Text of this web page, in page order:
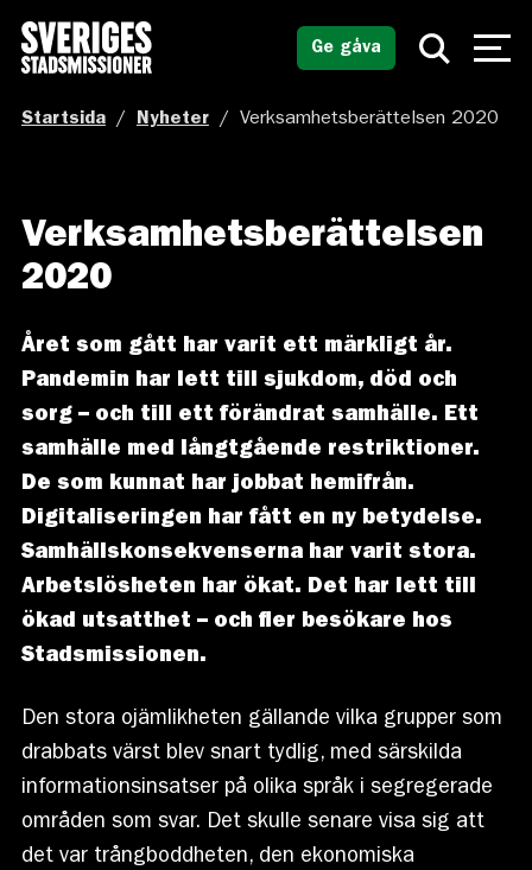
Ge gåva
Startsida / Nyheter / Verksamhetsberättelsen 2020
Verksamhetsberättelsen
2020
Året som gått har varit ett märkligt år.
Pandemin har lett till sjukdom, död och
sorg – och till ett förändrat samhälle. Ett
samhälle med långtgående restriktioner.
De som kunnat har jobbat hemifrån.
Digitaliseringen har fått en ny betydelse.
Samhällskonsekvenserna har varit stora.
Arbetslösheten har ökat. Det har lett till
ökad utsatthet – och fler besökare hos
Stadsmissionen.
Den stora ojämlikheten gällande vilka grupper som
drabbats värst blev snart tydlig, med särskilda
informationsinsatser på olika språk i segregerade
områden som svar. Det skulle senare visa sig att
det var trångboddheten, den ekonomiska